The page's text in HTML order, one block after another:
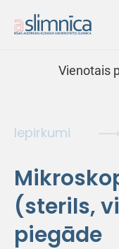
Vienotais
Iepirkumi
(sterils,
piegāde